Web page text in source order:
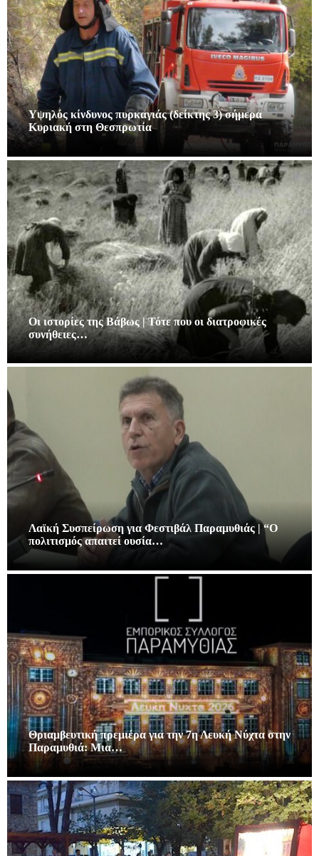
Υψηλός κίνδυνος πυρκαγιάς (δείκτης 3) σήμερα
Κυριακή στη Θεσπρωτία
Οι ιστορίες της Βάβως | Τότε που οι διατροφικές
συνήθειες…
Λαϊκή Συσπείρωση για Φεστιβάλ Παραμυθιάς | “Ο
πολιτισμός απαιτεί ουσία…
Θριαμβευτική πρεμιέρα για την 7η Λευκή Νύχτα στην
Παραμυθιά: Μια…